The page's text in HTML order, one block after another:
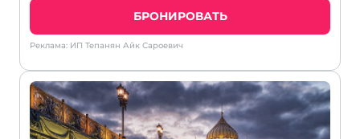
БРОНИРОВАТЬ
Реклама: ИП Тепанян Айк Сароевич